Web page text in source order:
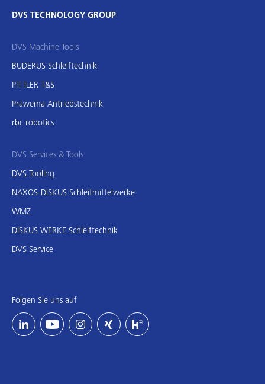
DVS TECHNOLOGY GROUP
DVS Machine Tools
BUDERUS Schleiftechnik
PITTLER T&S
Präwema Antriebstechnik
rbc robotics
DVS Services & Tools
DVS Tooling
NAXOS-DISKUS Schleifmittelwerke
WMZ
DISKUS WERKE Schleiftechnik
DVS Service
Folgen Sie uns auf